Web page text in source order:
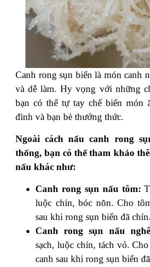
Canh rong sụn biển là món canh
và dễ làm. Hy vọng với những
bạn có thể tự tay chế biến món
đình và bạn bè thưởng thức.
Ngoài cách nấu canh rong
thống, bạn có thể tham khảo
nấu khác như:
Canh rong sụn nấu tôm:
luộc chín, bóc nõn. Cho
sau khi rong sụn biển đã chín.
Canh rong sụn nấu
sạch, luộc chín, tách vỏ.
canh sau khi rong sụn biển